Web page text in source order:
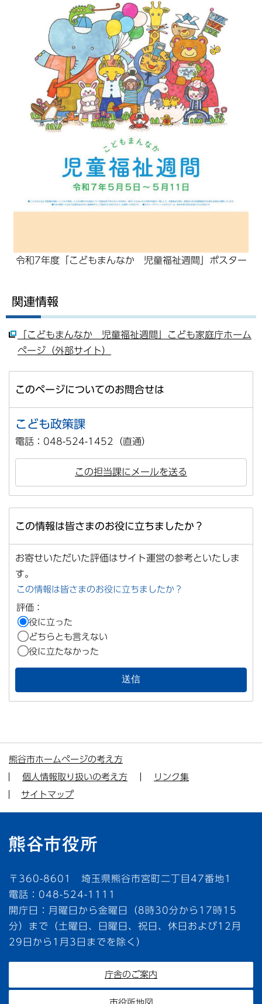
令和7年度「こどもまんなか 児童福祉週間」ポスター
関連情報
「こどもまんなか 児童福祉週間」こども家庭庁ホーム
ページ（外部サイト）
このページについてのお問合せは
こども政策課
電話：048-524-1452（直通）
この担当課にメールを送る
この情報は皆さまのお役に立ちましたか？
お寄せいただいた評価はサイト運営の参考といたしま
す。
この情報は皆さまのお役に立ちましたか？
評価：
役に立った
どちらとも言えない
役に立たなかった
熊谷市ホームページの考え方
個人情報取り扱いの考え方
リンク集
サイトマップ
〒360-8601 埼玉県熊谷市宮町二丁目47番地1
電話：048-524-1111
開庁日：月曜日から金曜日（8時30分から17時15
分）まで（土曜日、日曜日、祝日、休日および12月
29日から1月3日までを除く）
庁舎のご案内